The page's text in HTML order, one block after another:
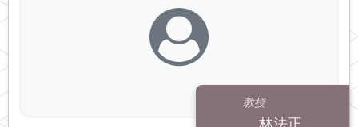
教授
林法正